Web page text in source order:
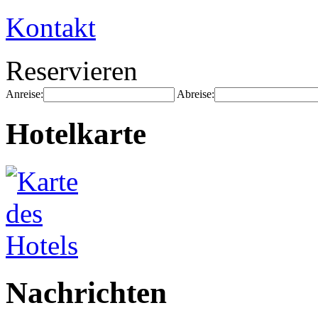
Kontakt
Reservieren
Anreise: Abreise:
Hotelkarte
Nachrichten